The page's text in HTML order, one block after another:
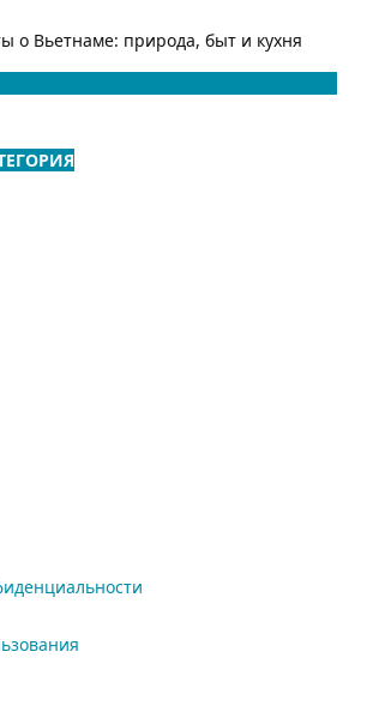
о Вьетнаме: природа, быт и кухня